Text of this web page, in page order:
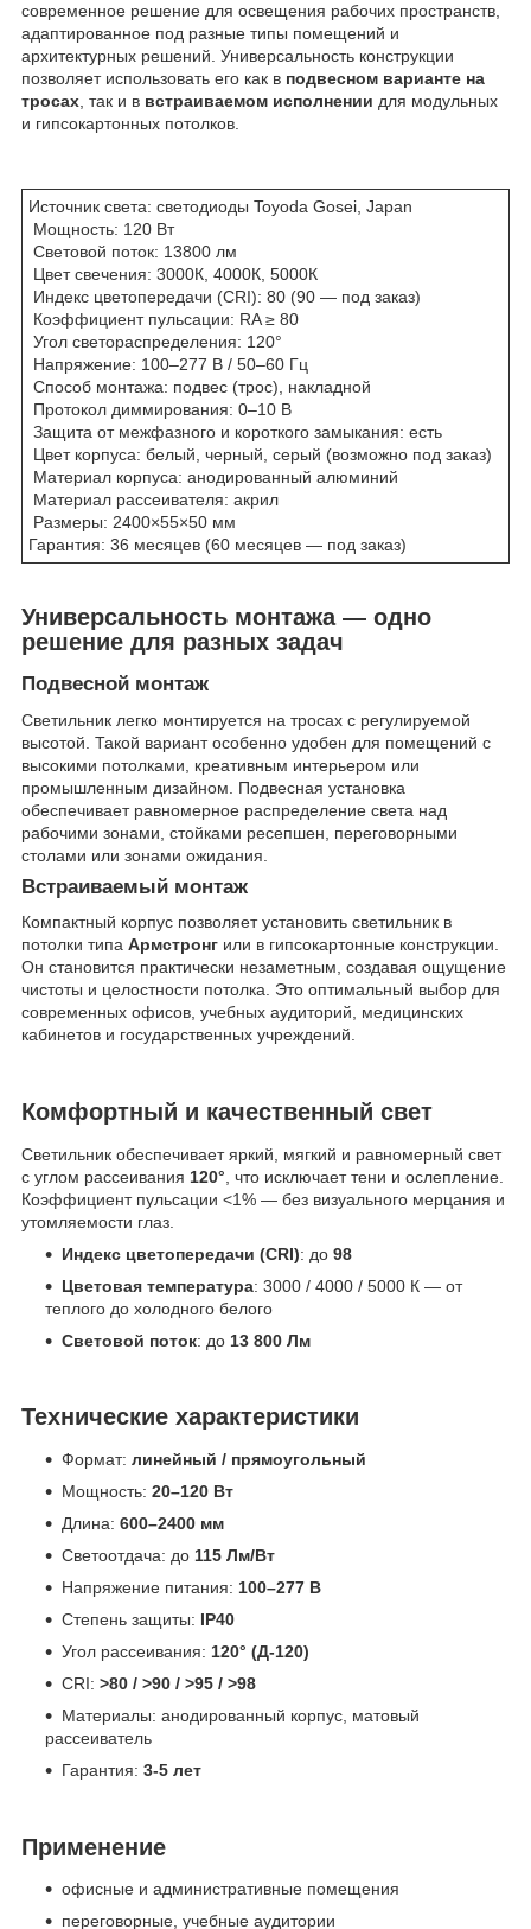
современное решение для освещения рабочих пространств,
адаптированное под разные типы помещений и
архитектурных решений. Универсальность конструкции
позволяет использовать его как в подвесном варианте на
тросах, так и в встраиваемом исполнении для модульных
и гипсокартонных потолков.
Источник света: светодиоды Toyoda Gosei, Japan
Мощность: 120 Вт
Световой поток: 13800 лм
Цвет свечения: 3000К, 4000К, 5000К
Индекс цветопередачи (CRI): 80 (90 — под заказ)
Коэффициент пульсации: RA ≥ 80
Угол светораспределения: 120°
Напряжение: 100–277 В / 50–60 Гц
Способ монтажа: подвес (трос), накладной
Протокол диммирования: 0–10 В
Защита от межфазного и короткого замыкания: есть
Цвет корпуса: белый, черный, серый (возможно под заказ)
Материал корпуса: анодированный алюминий
Материал рассеивателя: акрил
Размеры: 2400×55×50 мм
Гарантия: 36 месяцев (60 месяцев — под заказ)
Универсальность монтажа — одно
решение для разных задач
Подвесной монтаж
Светильник легко монтируется на тросах с регулируемой
высотой. Такой вариант особенно удобен для помещений с
высокими потолками, креативным интерьером или
промышленным дизайном. Подвесная установка
обеспечивает равномерное распределение света над
рабочими зонами, стойками ресепшен, переговорными
столами или зонами ожидания.
Встраиваемый монтаж
Компактный корпус позволяет установить светильник в
потолки типа Армстронг или в гипсокартонные конструкции.
Он становится практически незаметным, создавая ощущение
чистоты и целостности потолка. Это оптимальный выбор для
современных офисов, учебных аудиторий, медицинских
кабинетов и государственных учреждений.
Комфортный и качественный свет
Светильник обеспечивает яркий, мягкий и равномерный свет
с углом рассеивания 120° , что исключает тени и ослепление.
Коэффициент пульсации <1% — без визуального мерцания и
утомляемости глаз.
Индекс цветопередачи (CRI): до 98
Цветовая температура: 3000 / 4000 / 5000 К — от
теплого до холодного белого
Световой поток: до 13 800 Лм
Технические характеристики
Формат: линейный / прямоугольный
Мощность: 20–120 Вт
Длина: 600–2400 мм
Светоотдача: до 115 Лм/Вт
Напряжение питания: 100–277 В
Степень защиты: IP40
Угол рассеивания: 120° (Д-120)
CRI: >80 / >90 / >95 / >98
Материалы: анодированный корпус, матовый
рассеиватель
Гарантия: 3-5 лет
Применение
офисные и административные помещения
переговорные, учебные аудитории